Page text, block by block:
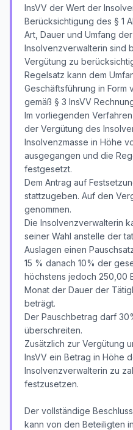
InsVV der Wert der
Berücksichtigung des § 1
Art, Dauer und Umfang
Insolvenzverwalterin sind
Vergütung zu
Regelsatz kann dem
Geschäftsführung in Form
gemäß § 3 InsVV
Im vorliegenden
der Vergütung des
Insolvenzmasse in Höhe
ausgegangen und die
festgesetzt.
Dem Antrag auf
stattzugeben. Auf den
genommen.
Die Insolvenzverwalterin
seiner Wahl anstelle der
Auslagen einen
15 % danach 10% der
höchstens jedoch 250,00
Monat der Dauer der
beträgt.
Der Pauschbetrag darf
überschreiten.
Zusätzlich zur Vergütung
InsVV ein Betrag in Höhe
Insolvenzverwalterin zu
festzusetzen.
Der vollständige
kann von den Beteiligten